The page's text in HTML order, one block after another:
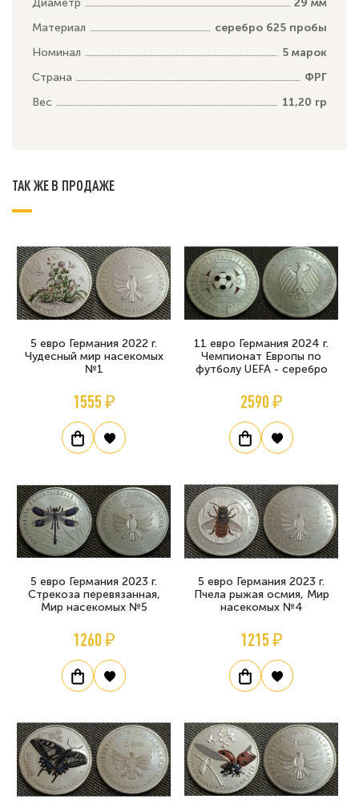
Материал
серебро 625 пробы
Номинал
5 марок
Страна
ФРГ
Вес
11,20 гр
ТАК ЖЕ В ПРОДАЖЕ
5 евро Германия 2022 г.
Чудесный мир насекомых
№1
1555 ₽
11 евро Германия 2024 г.
Чемпионат Европы по
футболу UEFA - серебро
2590 ₽
5 евро Германия 2023 г.
Стрекоза перевязанная,
Мир насекомых №5
1260 ₽
5 евро Германия 2023 г.
Пчела рыжая осмия, Мир
насекомых №4
1215 ₽